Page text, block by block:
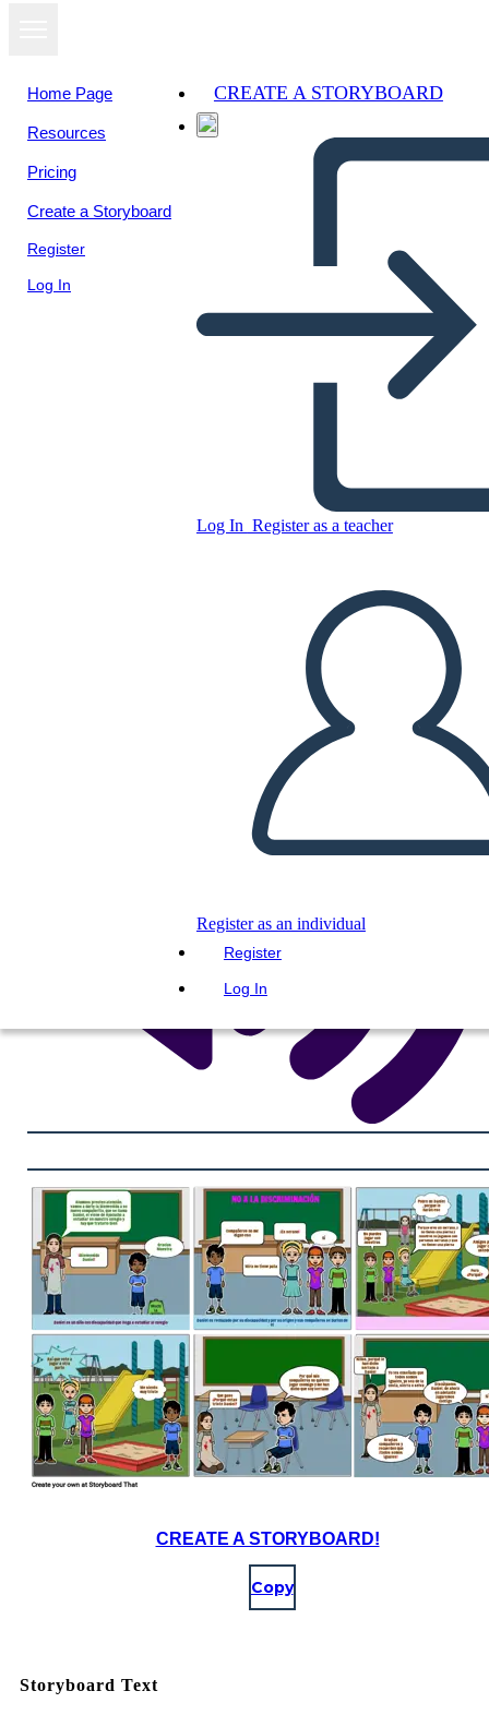
Home Page
Resources
Pricing
Create a Storyboard
Register
Log In
CREATE A STORYBOARD
Log In Register as a teacher
Register as an individual
Register
Log In
Untitled Storyboard
CREATE A STORYBOARD
PLAY SLIDESHOW
READ TO ME
View as
slideshow
CREATE A STORYBOARD!
Copy
Storyboard Text